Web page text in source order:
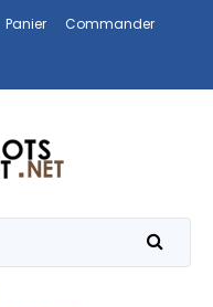
Panier
Commander